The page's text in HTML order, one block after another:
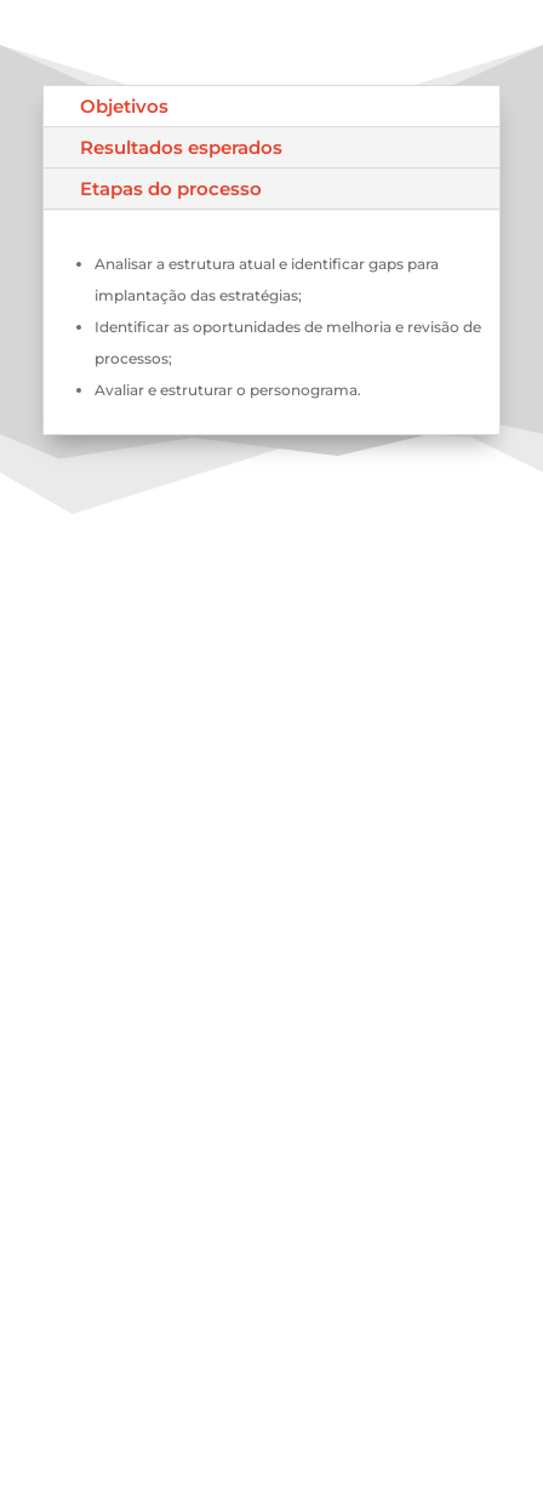
Objetivos
Resultados esperados
Etapas do processo
Analisar a estrutura atual e identificar gaps para
implantação das estratégias;
Identificar as oportunidades de melhoria e revisão de
processos;
Avaliar e estruturar o personograma.